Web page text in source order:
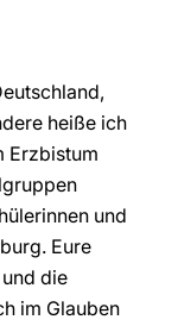
heiße ich
Erzbistum
und
Eure
die
im Glauben